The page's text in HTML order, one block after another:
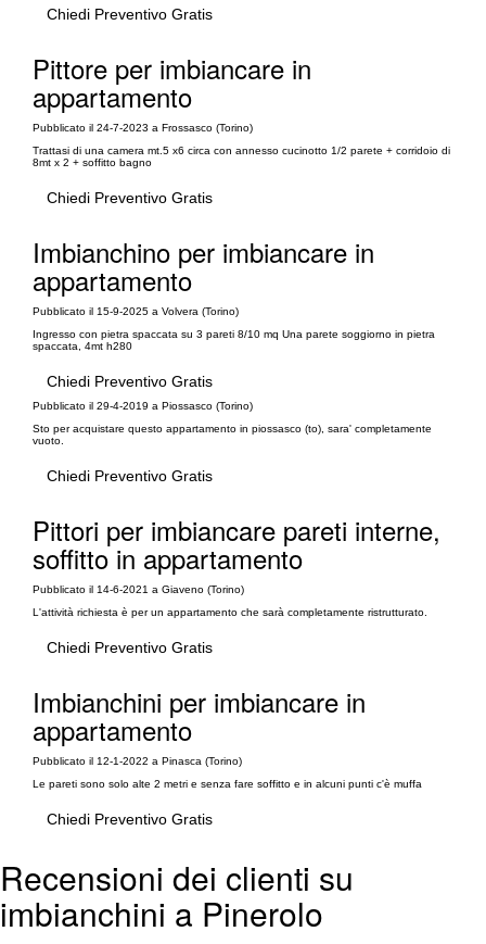
Chiedi Preventivo Gratis
Pittore per imbiancare in
appartamento
Pubblicato il 24-7-2023 a Frossasco (Torino)
Trattasi di una camera mt.5 x6 circa con annesso cucinotto 1/2 parete + corridoio di
8mt x 2 + soffitto bagno
Chiedi Preventivo Gratis
Imbianchino per imbiancare in
appartamento
Pubblicato il 15-9-2025 a Volvera (Torino)
Ingresso con pietra spaccata su 3 pareti 8/10 mq Una parete soggiorno in pietra
spaccata, 4mt h280
Chiedi Preventivo Gratis
Pubblicato il 29-4-2019 a Piossasco (Torino)
Sto per acquistare questo appartamento in piossasco (to), sara' completamente
vuoto.
Chiedi Preventivo Gratis
Pittori per imbiancare pareti interne,
soffitto in appartamento
Pubblicato il 14-6-2021 a Giaveno (Torino)
L'attività richiesta è per un appartamento che sarà completamente ristrutturato.
Chiedi Preventivo Gratis
Imbianchini per imbiancare in
appartamento
Pubblicato il 12-1-2022 a Pinasca (Torino)
Le pareti sono solo alte 2 metri e senza fare soffitto e in alcuni punti c'è muffa
Chiedi Preventivo Gratis
Recensioni dei clienti su
imbianchini a Pinerolo